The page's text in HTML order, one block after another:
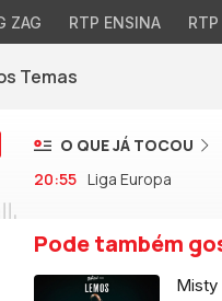
ZAG RTP ENSINA
Temas
O QUE JÁ TOCOU
20:55 Liga Europa
Pode também
Misty